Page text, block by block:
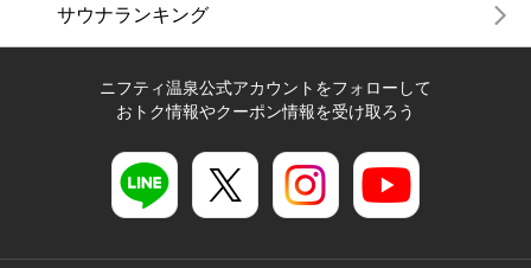
サウナランキング
ニフティ温泉公式アカウントをフォローして
おトク情報やクーポン情報を受け取ろう